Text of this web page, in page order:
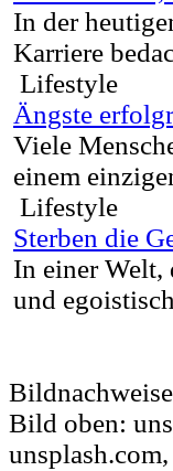
In der
Karriere
Lifestyle
Ängste
Viele
einem
Lifestyle
Sterben die
In einer Welt,
und
Bild oben: